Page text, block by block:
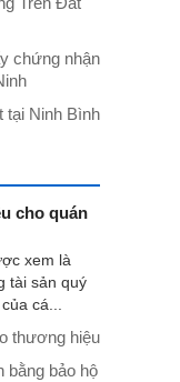
chứng nhận
tại Ninh Bình
cho quán
xem là
tài sản quý
cá...
thương hiệu
bằng bảo hộ